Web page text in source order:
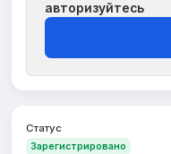
авторизуйтесь
Статус
Зарегистрировано